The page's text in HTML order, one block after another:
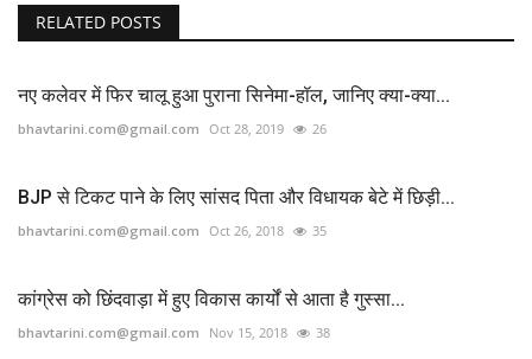
RELATED POSTS
नए कलेवर में फिर चालू हुआ पुराना सिनेमा-हॉल, जानिए क्या-क्या...
bhavtarini.com@gmail.com Oct 28, 2019 26
BJP से टिकट पाने के लिए सांसद पिता और विधायक बेटे में छिड़ी...
bhavtarini.com@gmail.com Oct 26, 2018 35
कांग्रेस को छिंदवाड़ा में हुए विकास कार्यों से आता है गुस्सा...
bhavtarini.com@gmail.com Nov 15, 2018 38